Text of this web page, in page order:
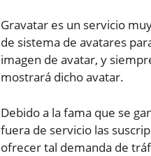
Gravatar es un servicio
de sistema de avatares
imagen de avatar, y
mostrará dicho avatar.
Debido a la fama que se
fuera de servicio las
ofrecer tal demanda de